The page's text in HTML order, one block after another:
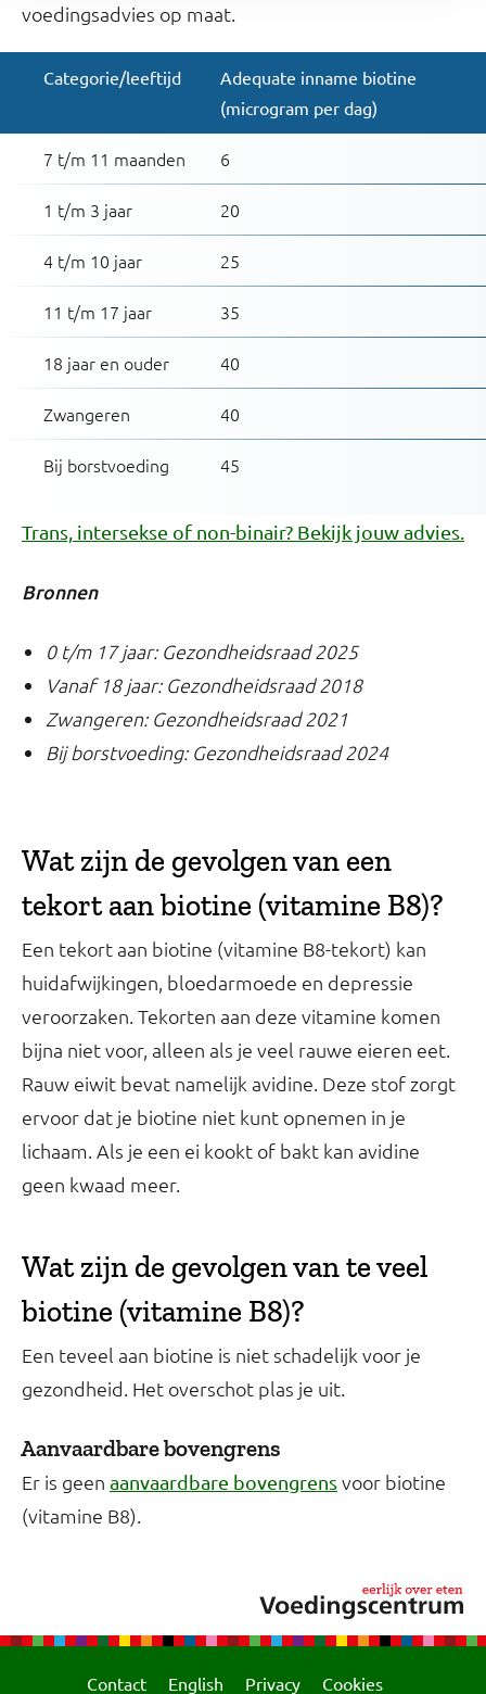
voedingsadvies op maat.
Categorie/leeftijd
Adequate inname biotine
(microgram per dag)
7 t/m 11 maanden 6
1 t/m 3 jaar 20
4 t/m 10 jaar 25
11 t/m 17 jaar 35
18 jaar en ouder 40
Zwangeren 40
Bij borstvoeding 45
Trans, intersekse of non-binair? Bekijk jouw advies.
Bronnen
0 t/m 17 jaar: Gezondheidsraad 2025
Vanaf 18 jaar: Gezondheidsraad 2018
Zwangeren: Gezondheidsraad 2021
Bij borstvoeding: Gezondheidsraad 2024
Wat zijn de gevolgen van een
tekort aan biotine (vitamine B8)?
Een tekort aan biotine (vitamine B8-tekort) kan
huidafwijkingen, bloedarmoede en depressie
veroorzaken. Tekorten aan deze vitamine komen
bijna niet voor, alleen als je veel rauwe eieren eet.
Rauw eiwit bevat namelijk avidine. Deze stof zorgt
ervoor dat je biotine niet kunt opnemen in je
lichaam. Als je een ei kookt of bakt kan avidine
geen kwaad meer.
Wat zijn de gevolgen van te veel
biotine (vitamine B8)?
Een teveel aan biotine is niet schadelijk voor je
gezondheid. Het overschot plas je uit.
Aanvaardbare bovengrens
Er is geen aanvaardbare bovengrensvoor biotine
(vitamine B8).
Contact English Privacy Cookies